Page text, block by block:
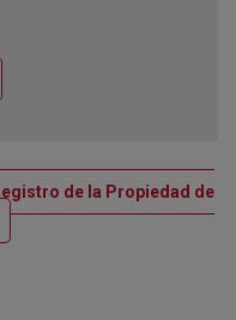
de la Propiedad de
nueva